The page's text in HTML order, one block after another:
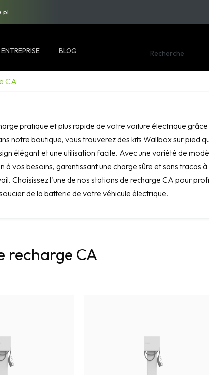
ENTREPRISE BLOG
CA
pratique et plus rapide de votre voiture électrique
notre boutique, vous trouverez des kits Wallbox sur pied
élégant et une utilisation facile. Avec une variété de
à vos besoins, garantissant une charge sûre et sans tracas
Choisissez l'une de nos stations de recharge CA pour
de la batterie de votre véhicule électrique.
recharge CA